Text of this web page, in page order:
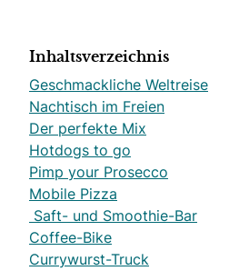
Inhaltsverzeichnis
Geschmackliche Weltreise
Nachtisch im Freien
Der perfekte Mix
Hotdogs to go
Pimp your Prosecco
Mobile Pizza
Saft- und Smoothie-Bar
Coffee-Bike
Currywurst-Truck